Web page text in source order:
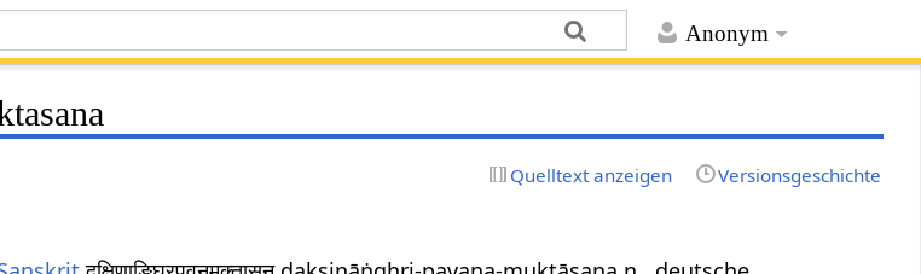
Anonym
Quelltext anzeigen Versionsgeschichte